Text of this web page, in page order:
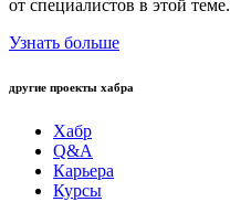
от специалистов в этой теме.
Узнать больше
другие проекты хабра
Хабр
Q&A
Карьера
Курсы